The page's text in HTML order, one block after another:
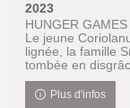
2023
HUNGER
Le jeune
lignée, la famille
tombée en
Plus d'infos